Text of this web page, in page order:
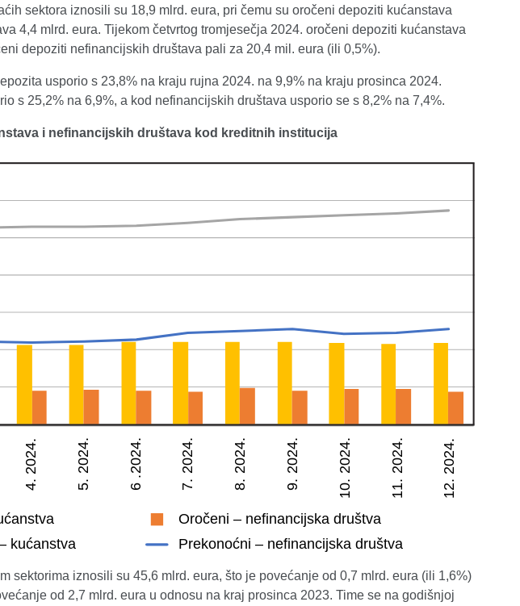
sektora iznosili su 18,9 mlrd. eura, pri čemu su oročeni depoziti kućanstava
4,4 mlrd. eura. Tijekom četvrtog tromjesečja 2024. oročeni depoziti kućanstava
depoziti nefinancijskih društava pali za 20,4 mil. eura (ili 0,5%).
usporio s 23,8% na kraju rujna 2024. na 9,9% na kraju prosinca 2024.
s 25,2% na 6,9%, a kod nefinancijskih društava usporio se s 8,2% na 7,4%.
i nefinancijskih društava kod kreditnih institucija
sektorima iznosili su 45,6 mlrd. eura, što je povećanje od 0,7 mlrd. eura (ili 1,6%)
od 2,7 mlrd. eura u odnosu na kraj prosinca 2023. Time se na godišnjoj